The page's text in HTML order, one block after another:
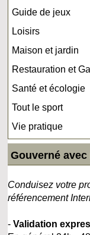
Guide de jeux
Loisirs
Maison et jardin
Restauration et
Santé et écologie
Tout le sport
Vie pratique
Gouverné
Conduisez votre
référencement
-Validation